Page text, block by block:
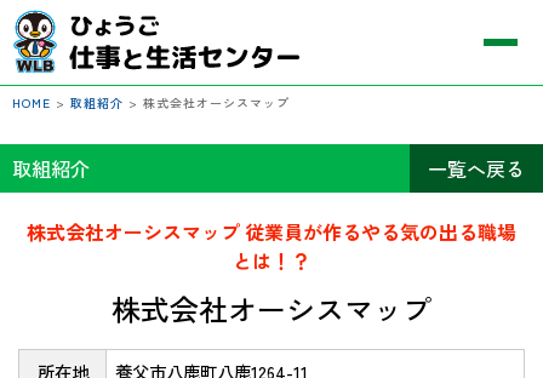
HOME > 取組紹介 > 株式会社オーシスマップ
取組紹介 一覧へ戻る
株式会社オーシスマップ 従業員が作るやる気の出る職場
とは！？
株式会社オーシスマップ
所在地
養父市八鹿町八鹿1264-11